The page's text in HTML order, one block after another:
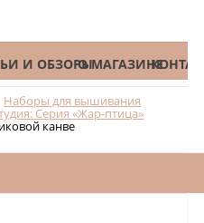
И ОБЗОРЫО МАГАЗИНЕ
Наборы для вышивания
Серия «Жар-птица»
канве